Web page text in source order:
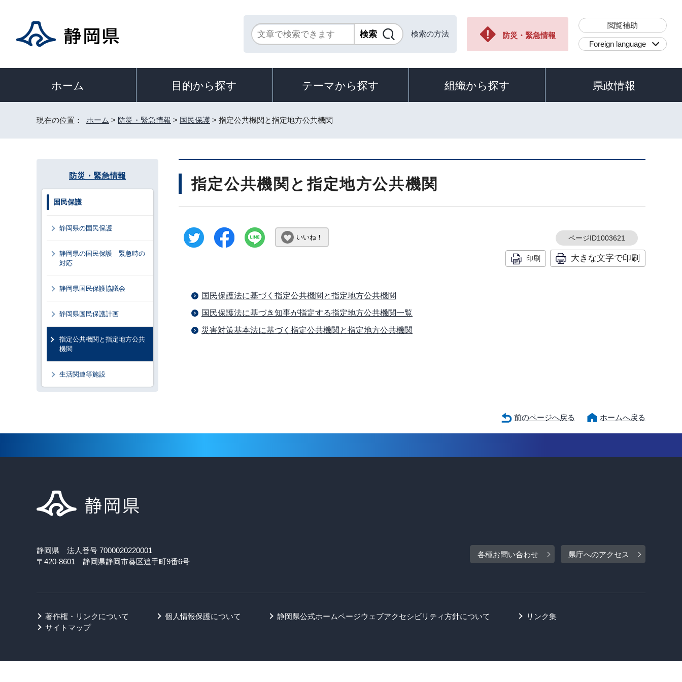
検索の方法 防災・緊急情報
閲覧補助
Foreign language
ホーム 目的から探す テーマから探す 組織から探す 県政情報
現在の位置： ホーム > 防災・緊急情報 > 国民保護 > 指定公共機関と指定地方公共機関
指定公共機関と指定地方公共機関
いいね！ ページID1003621
印刷 大きな文字で印刷
国民保護法に基づく指定公共機関と指定地方公共機関
国民保護法に基づき知事が指定する指定地方公共機関一覧
災害対策基本法に基づく指定公共機関と指定地方公共機関
防災・緊急情報
国民保護
静岡県の国民保護
静岡県の国民保護 緊急時の
対応
静岡県国民保護協議会
静岡県国民保護計画
指定公共機関と指定地方公共
機関
生活関連等施設
前のページへ戻る ホームへ戻る
静岡県 法人番号 7000020220001
〒420-8601 静岡県静岡市葵区追手町9番6号
各種お問い合わせ 県庁へのアクセス
著作権・リンクについて 個人情報保護について 静岡県公式ホームページウェブアクセシビリティ方針について
リンク集
サイトマップ